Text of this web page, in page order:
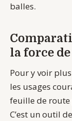
balles.
la force
Pour y voir
les usages
feuille de
C’est un outil